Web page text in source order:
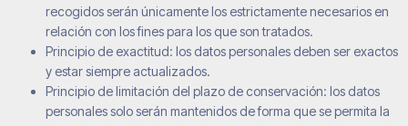
recogidos serán únicamente los estrictamente necesarios en
relación con los fines para los que son tratados.
Principio de exactitud: los datos personales deben ser exactos
y estar siempre actualizados.
Principio de limitación del plazo de conservación: los datos
personales solo serán mantenidos de forma que se permita la